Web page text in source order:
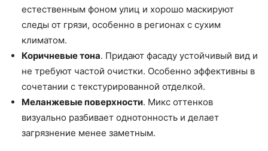
естественным фоном улиц и хорошо маскируют
следы от грязи, особенно в регионах с сухим
климатом.
Коричневые тона. Придают фасаду устойчивый вид и
не требуют частой очистки. Особенно эффективны в
сочетании с текстурированной отделкой.
Меланжевые поверхности. Микс оттенков
визуально разбивает однотонность и делает
загрязнение менее заметным.